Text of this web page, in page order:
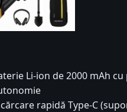
Li-ion de 2000 mAh cu
rapidă Type-C